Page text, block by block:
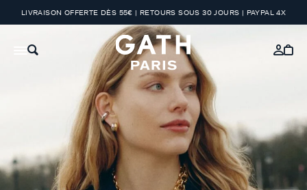
LIVRAISON OFFERTE DÈS 55€ | RETOURS SOUS 30 JOURS | PAYPAL 4X